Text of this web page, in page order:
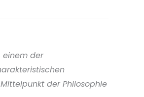
einem der
der Philosophie